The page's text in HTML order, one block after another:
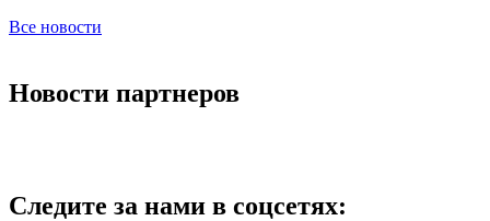
Все новости
Новости партнеров
Следите за нами в соцсетях: